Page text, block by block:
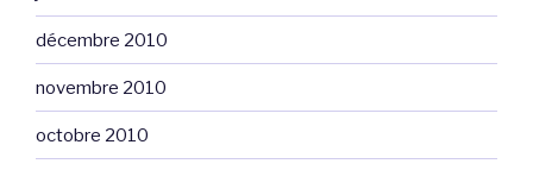
décembre 2010
novembre 2010
octobre 2010